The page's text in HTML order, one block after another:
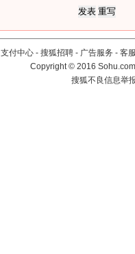
支付中心 - 搜狐招聘 - 广告服务 - 客
Copyright©2016
搜狐不良信息举